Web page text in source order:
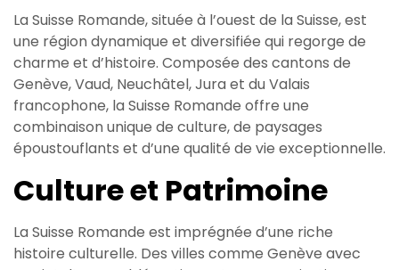
La Suisse Romande, située à l’ouest de la Suisse, est
une région dynamique et diversifiée qui regorge de
charme et d’histoire. Composée des cantons de
Genève, Vaud, Neuchâtel, Jura et du Valais
francophone, la Suisse Romande offre une
combinaison unique de culture, de paysages
époustouflants et d’une qualité de vie exceptionnelle.
Culture et Patrimoine
La Suisse Romande est imprégnée d’une riche
histoire culturelle. Des villes comme Genève avec